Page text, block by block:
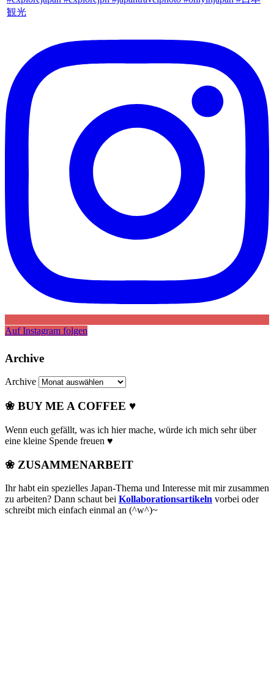
Auf Instagram folgen
Archive
Archive
❀ BUY ME A COFFEE ♥
Wenn euch gefällt, was ich hier mache, würde ich mich sehr über
eine kleine Spende freuen ♥
❀ ZUSAMMENARBEIT
Ihr habt ein spezielles Japan-Thema und Interesse mit mir zusammen
zu arbeiten? Dann schaut bei Kollaborationsartikeln vorbei oder
schreibt mich einfach einmal an (^w^)~